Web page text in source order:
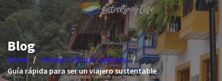
Blog
Home
Paisaje Cultural Cafetero
Guía rápida para ser un viajero sustentable